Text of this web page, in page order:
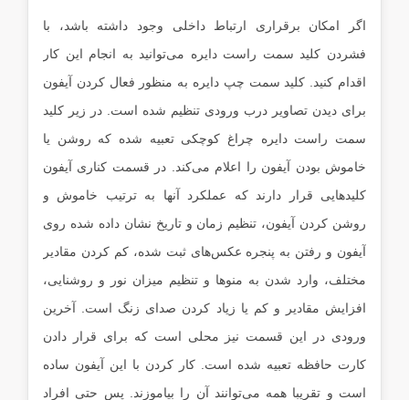
اگر امکان برقراری ارتباط داخلی وجود داشته باشد، با
فشردن کلید سمت راست دایره می‌توانید به انجام این کار
اقدام کنید. کلید سمت چپ دایره به منظور فعال کردن آیفون
برای دیدن تصاویر درب ورودی تنظیم شده است. در زیر کلید
سمت راست دایره چراغ کوچکی تعبیه شده که روشن یا
خاموش بودن آیفون را اعلام می‌کند. در قسمت کناری آیفون
کلیدهایی قرار دارند که عملکرد آنها به ترتیب خاموش و
روشن کردن آیفون، تنظیم زمان و تاریخ نشان داده شده روی
آیفون و رفتن به پنجره عکس‌های ثبت شده، کم کردن مقادیر
مختلف، وارد شدن به منوها و تنظیم میزان نور و روشنایی،
افزایش مقادیر و کم یا زیاد کردن صدای زنگ است. آخرین
ورودی در این قسمت نیز محلی است که برای قرار دادن
کارت حافظه تعبیه شده است. کار کردن با این آیفون ساده
است و تقریبا همه می‌توانند آن را بیاموزند. پس حتی افراد